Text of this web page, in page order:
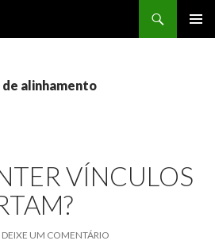
alinhamento
VÍNCULOS
DEIXE UM COMENTÁRIO